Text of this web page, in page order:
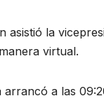
asistió la
virtual.
arrancó a las